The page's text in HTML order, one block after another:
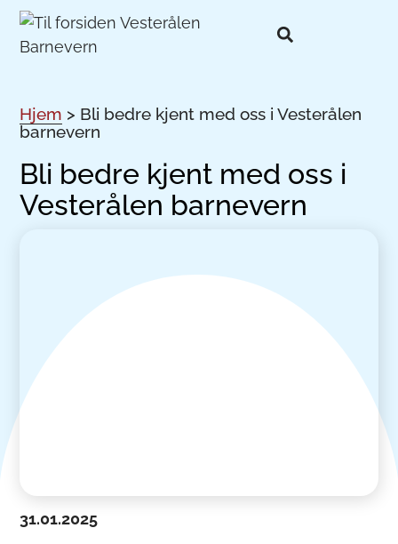
Hjem > Bli bedre kjent med oss i Vesterålen
barnevern
Bli bedre kjent med oss i
Vesterålen barnevern
31.01.2025